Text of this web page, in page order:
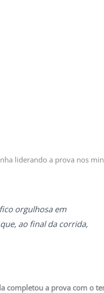
liderando a prova nos
orgulhosa em
ao final da corrida,
completou a prova com o